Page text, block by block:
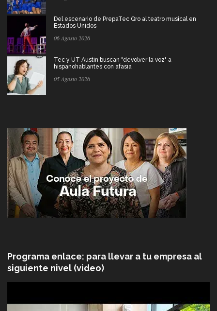
Del escenario de PrepaTec Qro al teatro musical en
Estados Unidos
06 Agosto 2026
Tec y UT Austin buscan "devolver la voz" a
hispanohablantes con afasia
05 Agosto 2026
Programa enlace: para llevar a tu empresa al
siguiente nivel (video)